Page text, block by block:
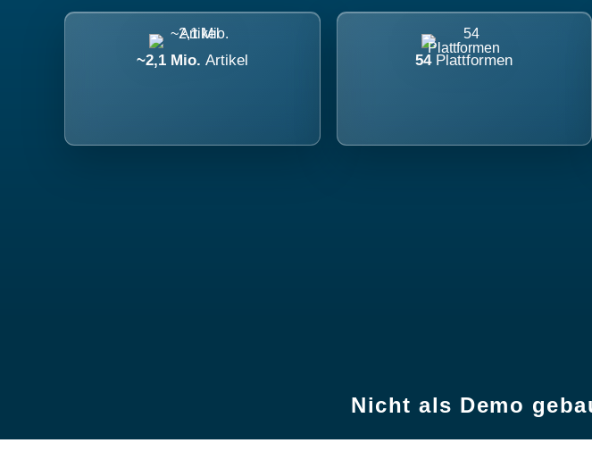
~2,1 Mio. Artikel 54 Plattformen
Nicht als Demo